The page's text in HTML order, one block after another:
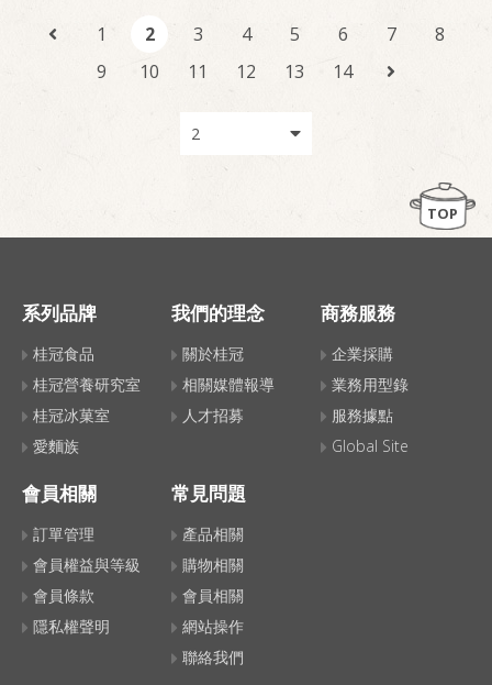
1 2 3 4 5 6 7
8
9
10 11 12 13 14
TOP
系列品牌
桂冠食品
桂冠營養研究室
桂冠冰菓室
愛麵族
我們的理念
關於桂冠
相關媒體報導
人才招募
商務服務
企業採購
業務用型錄
服務據點
Global Site
會員相關
訂單管理
會員權益與等級
會員條款
隱私權聲明
常見問題
產品相關
購物相關
會員相關
網站操作
聯絡我們